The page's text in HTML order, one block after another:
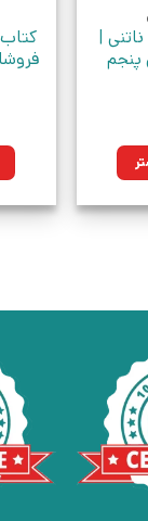
|
پنجم
کتاب